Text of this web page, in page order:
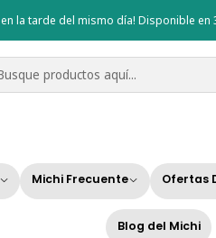
Michi Frecuente Ofertas
Blog del Michi
la tarde del mismo día! Disponible